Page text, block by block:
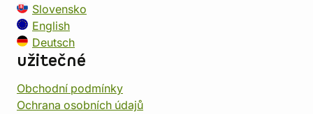
Slovensko
English
Deutsch
užitečné
Obchodní podmínky
Ochrana osobních údajů